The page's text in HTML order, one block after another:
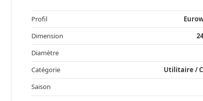
Profil
Dimension
Diamètre
Catégorie
Utilitaire /
Saison